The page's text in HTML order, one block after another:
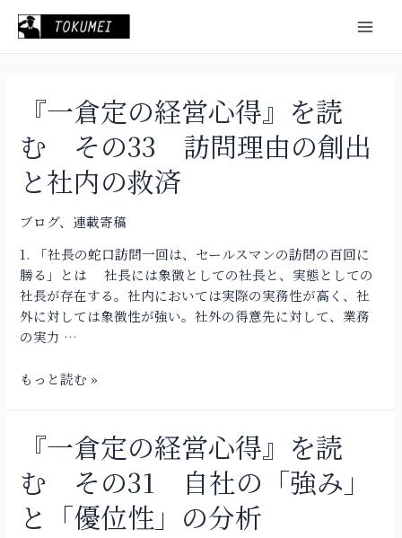
『一倉定の経営心得』を読
む その33 訪問理由の創出
と社内の救済
ブログ、 連載寄稿
1. 「社長の蛇口訪問一回は、セールスマンの訪問の百回に
勝る」とは 社長には象徴としての社長と、実態としての
社長が存在する。社内においては実際の実務性が高く、社
外に対しては象徴性が強い。社外の得意先に対して、業務
の実力 …
『一
定
の
経
心
得』
を
読
む
そ
33
訪
問
の
創
出
もっと読む »
『一倉定の経営心得』を読
む その31 自社の「強み」
と「優位性」の分析
『一
定
の
経
稿